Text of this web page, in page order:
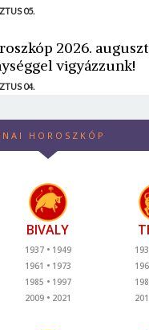
05.
2026.
vigyázzunk!
04.
HOROSZKÓP
BIVALY
1937
1949
1961
1973
1985
1997
2009
2021